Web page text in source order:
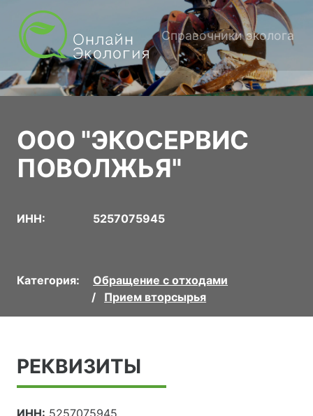
Справочники эколога
ООО "ЭКОСЕРВИС
ПОВОЛЖЬЯ"
ИНН: 5257075945
Категория:
Обращение с отходами
Прием вторсырья
РЕКВИЗИТЫ
ИНН: 5257075945